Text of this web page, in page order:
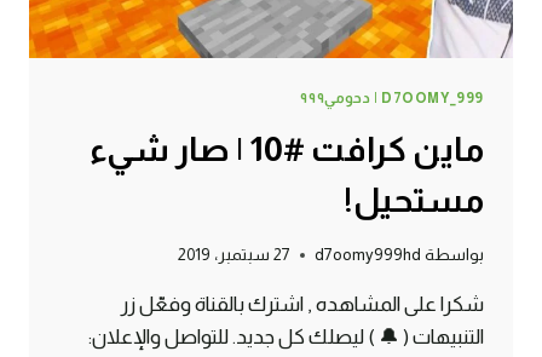
D7OOMY_999 | دحومي٩٩٩
ماين كرافت #10 | صار شيء
مستحيل!
بواسطة d7oomy999hd 27 سبتمبر، 2019
شكرا على المشاهده , اشترك بالقناة وفعّل زر
التنبيهات ( 🔔 ) ليصلك كل جديد. للتواصل والإعلان: